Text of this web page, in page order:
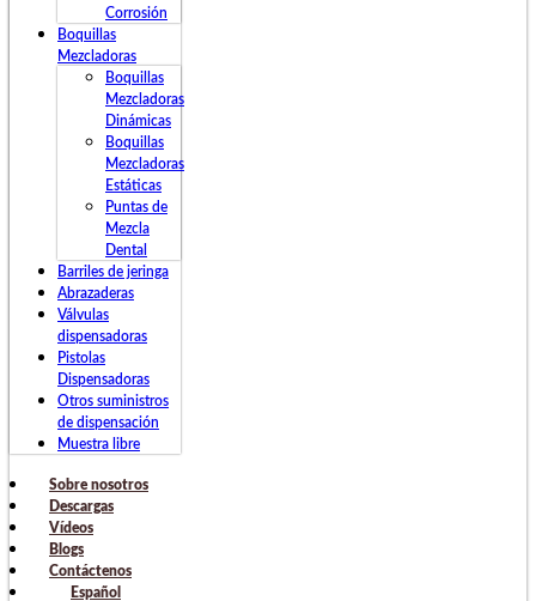
Corrosión
Boquillas
Mezcladoras
Boquillas
Mezcladoras
Dinámicas
Boquillas
Mezcladoras
Estáticas
Puntas de
Mezcla
Dental
Barriles de jeringa
Abrazaderas
Válvulas
dispensadoras
Pistolas
Dispensadoras
Otros suministros
de dispensación
Muestra libre
Sobre nosotros
Descargas
Vídeos
Blogs
Contáctenos
Español